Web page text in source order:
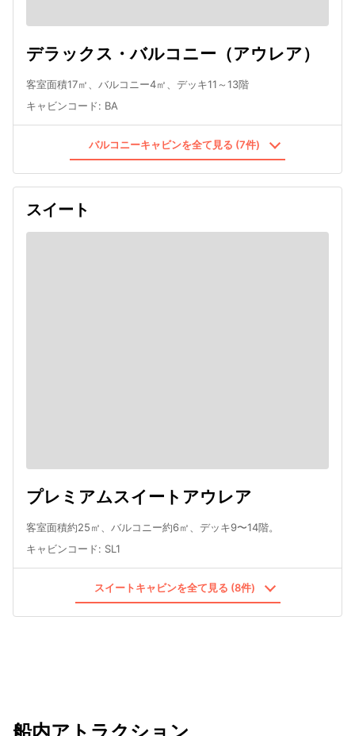
デラックス・バルコニー（アウレア）
客室面積17㎡、バルコニー4㎡、デッキ11～13階
キャビンコード: BA
バルコニーキャビンを全て見る (7件)
スイート
プレミアムスイートアウレア
客室面積約25㎡、バルコニー約6㎡、デッキ9〜14階。
キャビンコード: SL1
スイートキャビンを全て見る (8件)
船内アトラクション